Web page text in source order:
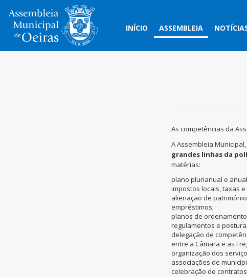
INÍCIO ASSEMBLEIA
As competências da
A Assembleia
grandes linhas da
matérias:
plano plurianual e
impostos locais, taxas
alienação de
empréstimos;
planos de
regulamentos e
delegação de
entre a Câmara e as
organização dos
associações de
celebração de